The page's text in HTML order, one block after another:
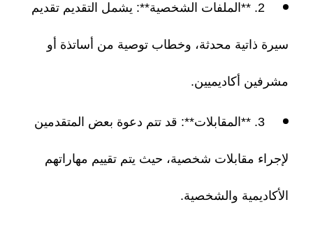
2. **الملفات الشخصية**: يشمل التقديم تقديم
سيرة ذاتية محدثة، وخطاب توصية من أساتذة أو
مشرفين أكاديميين.
3. **المقابلات**: قد تتم دعوة بعض المتقدمين
لإجراء مقابلات شخصية، حيث يتم تقييم مهاراتهم
الأكاديمية والشخصية.